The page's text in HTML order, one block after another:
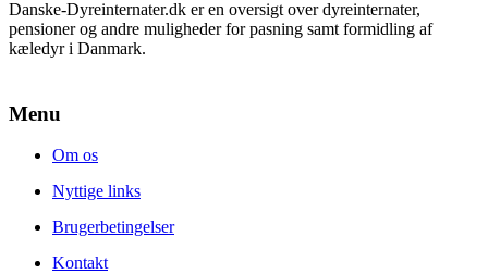
Danske-Dyreinternater.dk er en oversigt over dyreinternater,
pensioner og andre muligheder for pasning samt formidling af
kæledyr i Danmark.
Menu
Om os
Nyttige links
Brugerbetingelser
Kontakt